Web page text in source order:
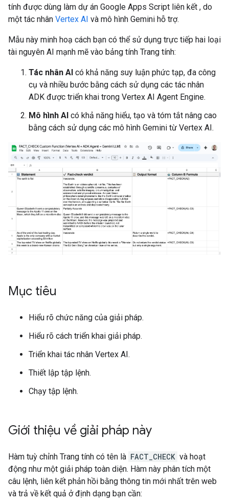
tính được dùng làm dự án Google Apps Script liên kết , do
một tác nhân Vertex AI và mô hình Gemini hỗ trợ.
Mẫu này minh hoạ cách bạn có thể sử dụng trực tiếp hai loại
tài nguyên AI mạnh mẽ vào bảng tính Trang tính:
Tác nhân AI có khả năng suy luận phức tạp, đa công
cụ và nhiều bước bằng cách sử dụng các tác nhân
ADK được triển khai trong Vertex AI Agent Engine.
Mô hình AI có khả năng hiểu, tạo và tóm tắt nâng cao
bằng cách sử dụng các mô hình Gemini từ Vertex AI.
Mục tiêu
Hiểu rõ chức năng của giải pháp.
Hiểu rõ cách triển khai giải pháp.
Triển khai tác nhân Vertex AI.
Thiết lập tập lệnh.
Chạy tập lệnh.
Giới thiệu về giải pháp này
Hàm tuỳ chỉnh Trang tính có tên là FACT_CHECK và hoạt
động như một giải pháp toàn diện. Hàm này phân tích một
câu lệnh, liên kết phản hồi bằng thông tin mới nhất trên web
và trả về kết quả ở định dạng bạn cần: